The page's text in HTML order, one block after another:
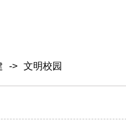
-> 文明校园